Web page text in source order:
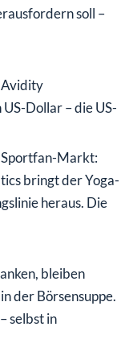
soll –
Dollar – die US-
Sportfan-Markt:
bringt der Yoga-
heraus. Die
bleiben
der Börsensuppe.
selbst in